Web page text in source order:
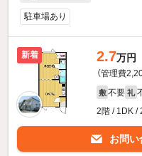
駐車場あり
新着 2.7万円
（管理費
敷 不要 礼
2階 / 1DK /
お問い